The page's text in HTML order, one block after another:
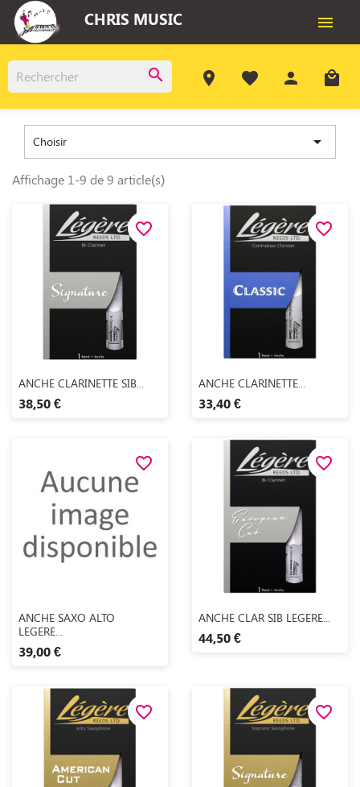
CHRIS MUSIC 
search room favorite person local_mall
Choisir 
Affichage 1-9 de 9 article(s)
Aperçu rapide
ANCHE CLARINETTE SIB...
38,50 €
favorite_border
Aperçu rapide
ANCHE CLARINETTE...
33,40 €
favorite_border
Aperçu rapide
ANCHE SAXO ALTO
LEGERE...
39,00 €
favorite_border
Aperçu rapide
ANCHE CLAR SIB LEGERE...
44,50 €
favorite_border
favorite_border favorite_border